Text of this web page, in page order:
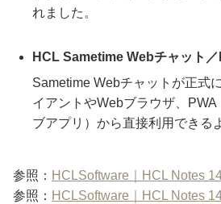
れました。
HCL Sametime Webチャット
Sametime Webチャットが正式
イアントやWebブラウザ、
ブアプリ）から直接利用できる
参照： HCLSoftware｜HCL Notes
参照： HCLSoftware｜HCL Notes